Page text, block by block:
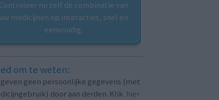
nu zelf de combinatie van
medicijnen op interacties, snel en
eenvoudig.
om te weten:
geven geen persoonlijke gegevens (met
door aan derden. Klik hier